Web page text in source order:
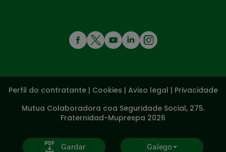
MENÚ
SOCIALES
Perfil do contratante| Cookies | Aviso legal | Privacidade
Mutua Colaboradora coa Seguridade Social, 275.
Fraternidad-Muprespa 2026
Gardar Galego